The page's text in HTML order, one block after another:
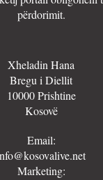
përdorimit.
Xheladin Hana
Bregu i Diellit
10000 Prishtine
Kosovë
Email:
Marketing: